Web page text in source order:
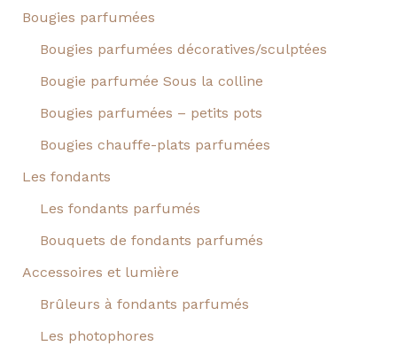
Bougies parfumées
Bougies parfumées décoratives/sculptées
Bougie parfumée Sous la colline
Bougies parfumées – petits pots
Bougies chauffe-plats parfumées
Les fondants
Les fondants parfumés
Bouquets de fondants parfumés
Accessoires et lumière
Brûleurs à fondants parfumés
Les photophores